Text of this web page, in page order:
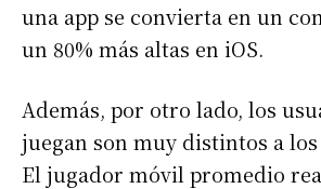
una app se convierta en un
un 80% más altas en iOS.
Además, por otro lado, los
juegan son muy distintos a
El jugador móvil promedio